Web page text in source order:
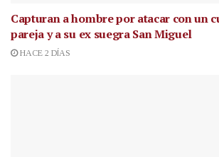
Capturan a hombre por atacar con un
pareja y a su ex suegra San Miguel
HACE 2 DÍAS